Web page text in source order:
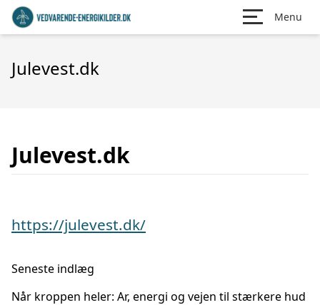
Menu
Julevest.dk
Julevest.dk
https://julevest.dk/
Seneste indlæg
Når kroppen heler: Ar, energi og vejen til stærkere hud